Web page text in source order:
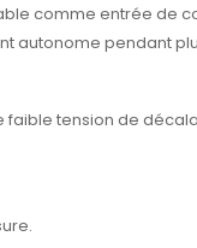
comme entrée de
autonome pendant
tension de